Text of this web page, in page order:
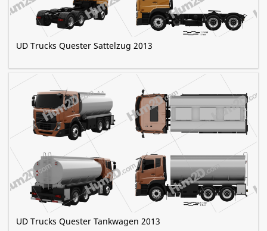
UD Trucks Quester Sattelzug 2013
UD Trucks Quester Tankwagen 2013